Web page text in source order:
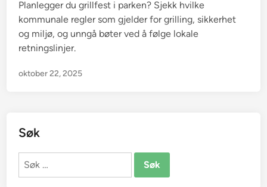
i
n
Planlegger du grillfest i parken? Sjekk hvilke
kommunale regler som gjelder for grilling, sikkerhet
og miljø, og unngå bøter ved å følge lokale
retningslinjer.
oktober 22, 2025
Søk
Søk